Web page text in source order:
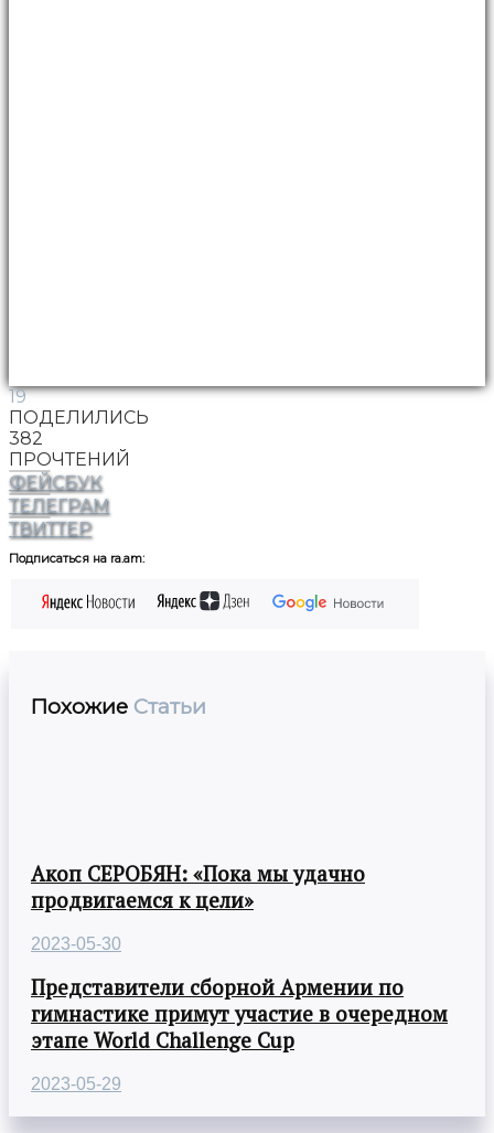
19
ПОДЕЛИЛИСЬ
382
ПРОЧТЕНИЙ
ФЕЙСБУК
ТЕЛЕГРАМ
ТВИТТЕР
Подписаться на ra.am:
Похожие Статьи
Акоп СЕРОБЯН: «Пока мы удачно
продвигаемся к цели»
2023-05-30
Представители сборной Армении по
гимнастике примут участие в очередном
этапе World Challenge Cup
2023-05-29